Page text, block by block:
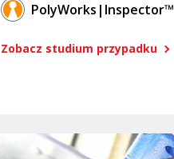
PolyWorks|Inspector™
Zobacz studium przypadku